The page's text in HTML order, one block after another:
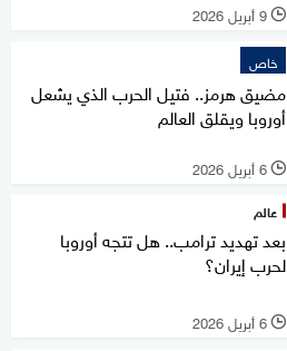
l 9 أبريل 2026
خاص
مضيق هرمز.. فتيل الحرب الذي يشعل
أوروبا ويقلق العالم
l 6 أبريل 2026
عالم
بعد تهديد ترامب.. هل تتجه أوروبا
لحرب إيران؟
l 6 أبريل 2026